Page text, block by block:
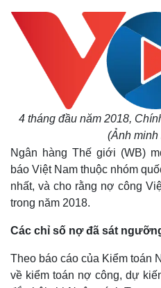
4 tháng đầu năm 2018,
(Ảnh minh
Ngân hàng Thế giới (WB)
báo Việt Nam thuộc nhóm
nhất, và cho rằng nợ công
trong năm 2018.
Các chỉ số nợ đã sát
Theo báo cáo của Kiểm toán
về kiểm toán nợ công, dự